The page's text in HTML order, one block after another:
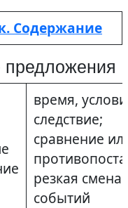
Содержание
время,
следствие;
сравнение
резкая смена
событий